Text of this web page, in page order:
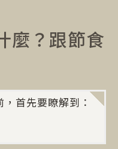
麼？跟節食
首先要瞭解到：